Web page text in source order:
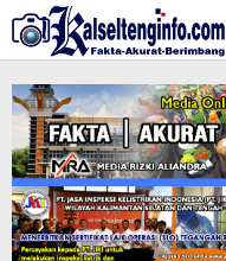
Lewati
ke
konten